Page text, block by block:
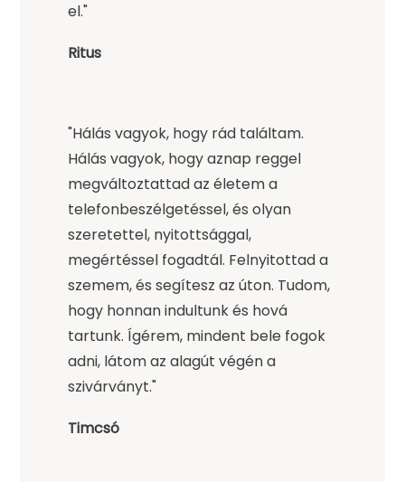
el."
Ritus
"Hálás vagyok, hogy rád találtam.
Hálás vagyok, hogy aznap reggel
megváltoztattad az életem a
telefonbeszélgetéssel, és olyan
szeretettel, nyitottsággal,
megértéssel fogadtál. Felnyitottad a
szemem, és segítesz az úton. Tudom,
hogy honnan indultunk és hová
tartunk. Ígérem, mindent bele fogok
adni, látom az alagút végén a
szivárványt."
Timcsó